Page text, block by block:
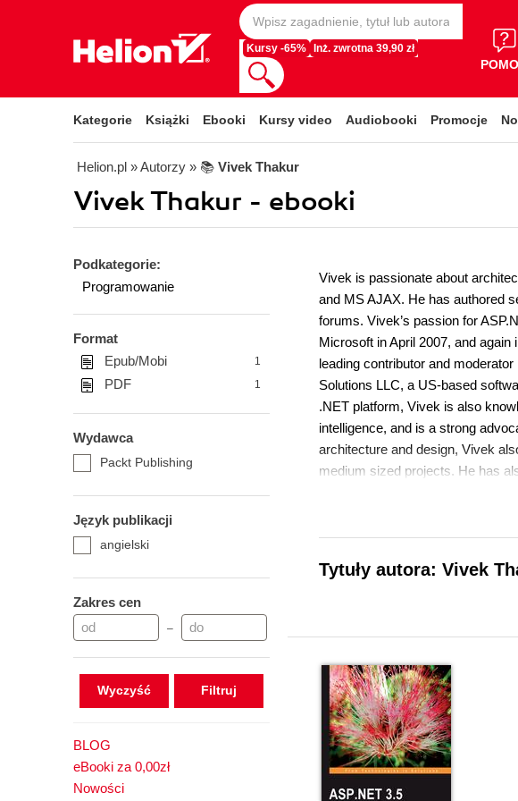
Kursy -65% Inż. zwrotna 39,90 zł
Kategorie Książki Ebooki Kursy video Audiobooki Promocje
Helion.pl » Autorzy » 📚 Vivek Thakur
Vivek Thakur - ebooki
Podkategorie:
Programowanie
Format
Epub/Mobi
1
PDF 1
Wydawca
Packt Publishing
Język publikacji
angielski
Zakres cen
–
Wyczyść
BLOG
eBooki za 0,00zł
Nowości
Vivek is passionate about
and MS AJAX. He has authored
forums. Vivek’s passion for
Microsoft in April 2007, and
leading contributor and
Solutions LLC, a US-based
.NET platform, Vivek is also
intelligence, and is a strong
architecture and design, Vivek
medium sized projects. He has
software firms across India.
Tytuły autora: Vivek